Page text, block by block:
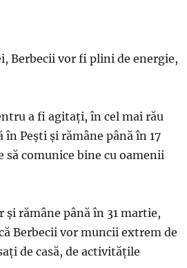
Berbecii vor fi plini de energie,
a fi agitați, în cel mai rău
în Pești și rămâne până în 17
comunice bine cu oamenii
rămâne până în 31 martie,
Berbecii vor muncii extrem de
de casă, de activitățile